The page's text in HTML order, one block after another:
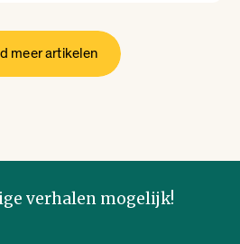
meer artikelen
verhalen mogelijk!